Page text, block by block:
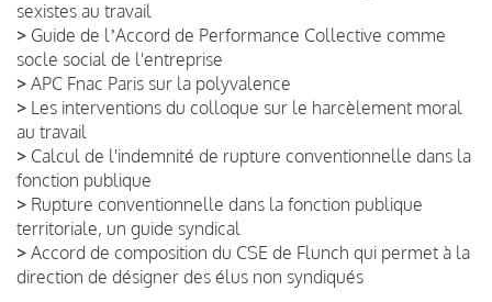
sexistes au travail
> Guide de lʼAccord de Performance Collective comme
socle social de l'entreprise
> APC Fnac Paris sur la polyvalence
> Les interventions du colloque sur le harcèlement moral
au travail
> Calcul de l'indemnité de rupture conventionnelle dans la
fonction publique
> Rupture conventionnelle dans la fonction publique
territoriale, un guide syndical
> Accord de composition du CSE de Flunch qui permet à la
direction de désigner des élus non syndiqués